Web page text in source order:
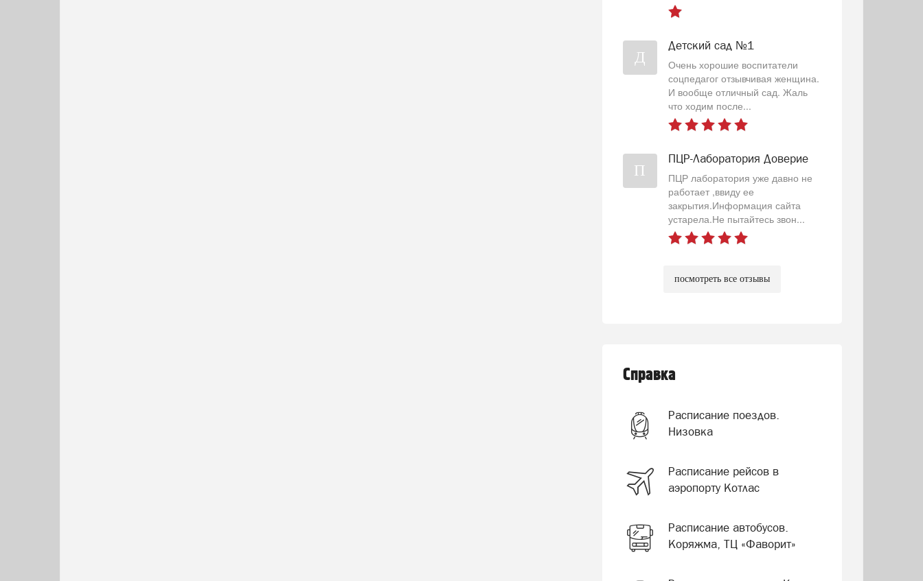
Д
Детский сад №1
Очень хорошие воспитатели
соцпедагог отзывчивая женщина.
И вообще отличный сад. Жаль
что ходим после...
П
ПЦР-Лаборатория Доверие
ПЦР лаборатория уже давно не
работает ,ввиду ее
закрытия.Информация сайта
устарела.Не пытайтесь звон...
посмотреть все отзывы
Справка
Расписание поездов.
Низовка
Расписание рейсов в
аэропорту Котлас
Расписание автобусов.
Коряжма, ТЦ «Фаворит»